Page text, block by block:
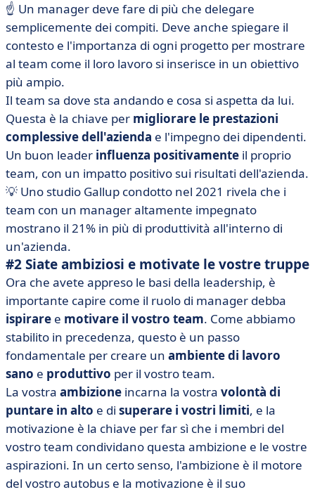
☝️ Un manager deve fare di più che delegare
semplicemente dei compiti. Deve anche spiegare il
contesto e l'importanza di ogni progetto per mostrare
al team come il loro lavoro si inserisce in un obiettivo
più ampio.
Il team sa dove sta andando e cosa si aspetta da lui.
Questa è la chiave per migliorare le prestazioni
complessive dell'azienda e l'impegno dei dipendenti.
Un buon leader influenza positivamente il proprio
team, con un impatto positivo sui risultati dell'azienda.
💡 Uno studio Gallup condotto nel 2021 rivela che i
team con un manager altamente impegnato
mostrano il 21% in più di produttività all'interno di
un'azienda.
#2 Siate ambiziosi e motivate le vostre truppe
Ora che avete appreso le basi della leadership, è
importante capire come il ruolo di manager debba
ispirare e motivare il vostro team. Come abbiamo
stabilito in precedenza, questo è un passo
fondamentale per creare un ambiente di lavoro
sano e produttivo per il vostro team.
La vostra ambizione incarna la vostra volontà di
puntare in alto e di superare i vostri limiti, e la
motivazione è la chiave per far sì che i membri del
vostro team condividano questa ambizione e le vostre
aspirazioni. In un certo senso, l'ambizione è il motore
del vostro autobus e la motivazione è il suo